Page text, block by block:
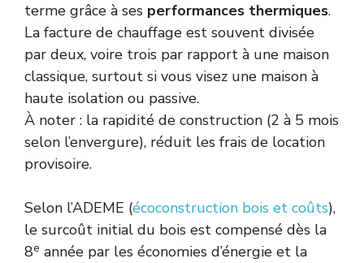
terme grâce à ses performances thermiques.
La facture de chauffage est souvent divisée
par deux, voire trois par rapport à une maison
classique, surtout si vous visez une maison à
haute isolation ou passive.
À noter : la rapidité de construction (2 à 5 mois
selon l’envergure), réduit les frais de location
provisoire.
Selon l’ADEME (écoconstruction bois et coûts),
le surcoût initial du bois est compensé dès la
8e année par les économies d’énergie et la